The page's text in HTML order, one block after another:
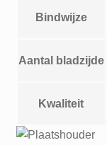
Bindwijze
Aantal bladzijde
Kwaliteit